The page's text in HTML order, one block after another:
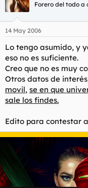
Forero del todo a
14 May 2006
Lo tengo asumido, y
eso no es suficiente.
Creo que no es muy
Otros datos de
movil, se en que
sale los findes.
Edito para contestar